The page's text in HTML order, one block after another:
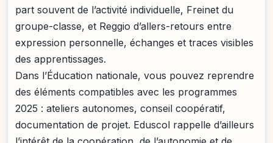
part souvent de l’activité individuelle, Freinet du
groupe-classe, et Reggio d’allers-retours entre
expression personnelle, échanges et traces visibles
des apprentissages.
Dans l’Éducation nationale, vous pouvez reprendre
des éléments compatibles avec les programmes
2025 : ateliers autonomes, conseil coopératif,
documentation de projet. Eduscol rappelle d’ailleurs